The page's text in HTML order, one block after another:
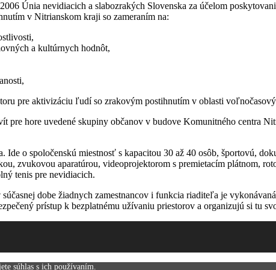
Únia nevidiacich a slabozrakých Slovenska za účelom
v Nitrianskom kraji so zameraním na:
a kultúrnych hodnôt,
pre aktivizáciu ľudí so zrakovým postihnutím v oblasti
hore uvedené skupiny občanov v budove Komunitného centra
Ide o spoločenskú miestnosť s kapacitou 30 až 40 osôb, športovú,
zvukovou aparatúrou, videoprojektorom s premietacím plátnom,
tenis pre nevidiacich.
dobe žiadnych zamestnancov i funkcia riaditeľa je
prístup k bezplatnému užívaniu priestorov a organizujú si tu
súhlas s ich používaním.